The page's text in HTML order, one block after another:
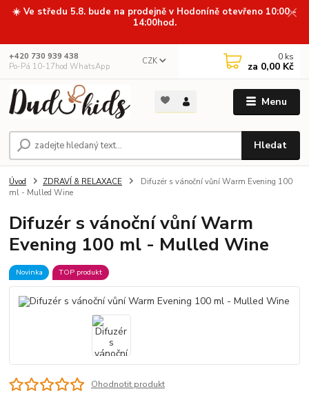
☀️ Ve středu 5.8. bude na prodejně v Hodoníně otevřeno 10:00 -
14:00hod.
Menu
CZK
Hledat
+420 730 939 438
Po-Pá 10-17hod WhatsApp
0 ks
za 0,00 Kč
Úvod ZDRAVÍ & RELAXACE
Difuzér s vánoční vůní Warm Evening 100
ml - Mulled Wine
Difuzér s vánoční vůní Warm
Evening 100 ml - Mulled Wine
Novinka TOP produkt
Ohodnotit produkt